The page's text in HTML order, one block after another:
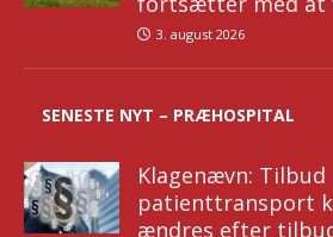
3. august 2026
SENESTE NYT – PRÆHOSPITAL
Klagenævn: Tilbud
patienttransport
ændres efter